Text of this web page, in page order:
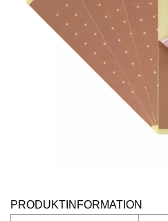
PRODUKTINFORMATION